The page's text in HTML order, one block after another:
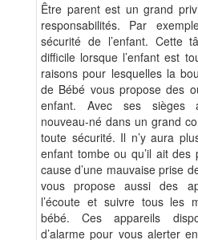
Être parent est un grand
responsabilités. Par
sécurité de l’enfant. Cette
difficile lorsque l’enfant est
raisons pour lesquelles la
de Bébé vous propose des
enfant. Avec ses sièges
nouveau-né dans un grand
toute sécurité. Il n’y aura
enfant tombe ou qu’il ait
cause d’une mauvaise prise
vous propose aussi des
l’écoute et suivre tous les
bébé. Ces appareils
d’alarme pour vous alerter